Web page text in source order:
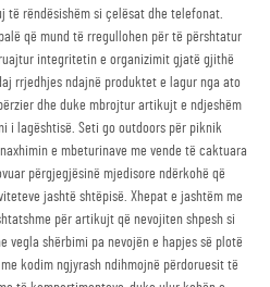
të rëndësishëm si çelësat dhe telefonat.
që mund të rregullohen për të përshtatur
integritetin e organizimit gjatë gjithë
rrjedhjes ndajnë produktet e lagur nga ato
dhe duke mbrojtur artikujt e ndjeshëm
i lagështisë. Seti go outdoors për piknik
e mbeturinave me vende të caktuara
përgjegjësinë mjedisore ndërkohë që
jashtë shtëpisë. Xhepat e jashtëm me
për artikujt që nevojiten shpesh si
vegla shërbimi pa nevojën e hapjes së plotë
kodim ngjyrash ndihmojnë përdoruesit të